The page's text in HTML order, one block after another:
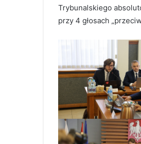
Trybunalskiego
przy 4 głosach